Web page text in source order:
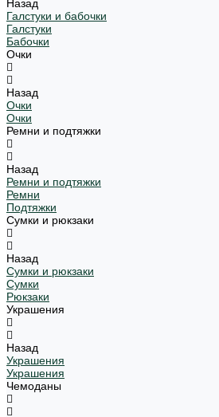
Назад
Галстуки и бабочки
Галстуки
Бабочки
Очки
Назад
Очки
Очки
Ремни и подтяжки
Назад
Ремни и подтяжки
Ремни
Подтяжки
Сумки и рюкзаки
Назад
Сумки и рюкзаки
Сумки
Рюкзаки
Украшения
Назад
Украшения
Украшения
Чемоданы